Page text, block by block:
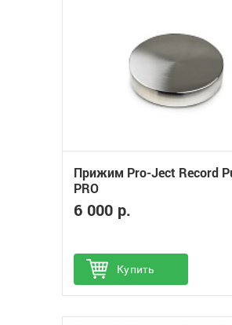
Прижим Pro-Ject Record
PRO
6 000 р.
Купить
Добавить в избранное